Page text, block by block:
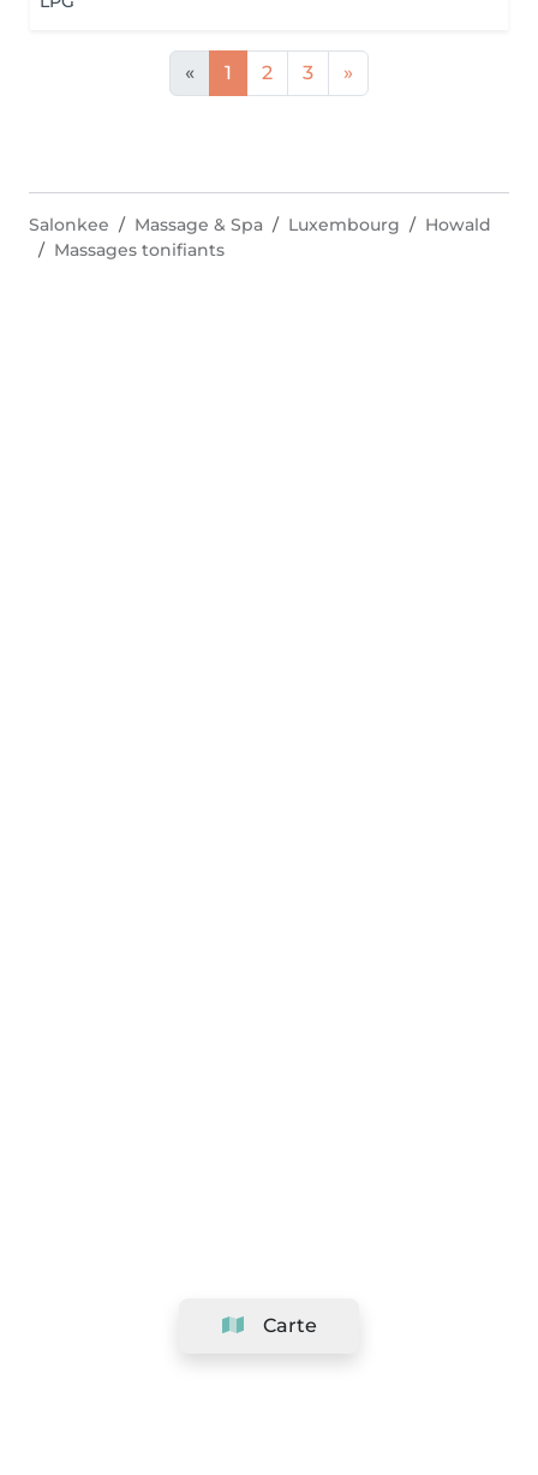
« 1 2 3 »
Carte
Salonkee Massage & Spa Luxembourg
Howald
Massages tonifiants